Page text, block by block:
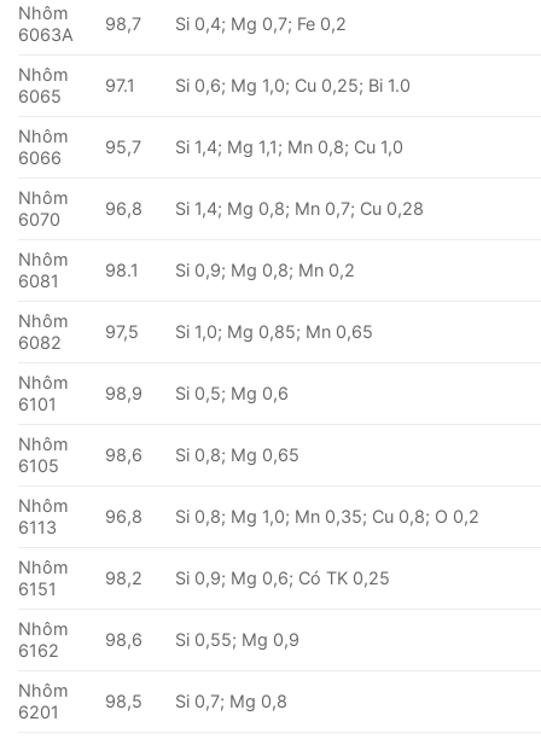
Nhôm
6063A
98,7 Si 0,4; Mg 0,7; Fe 0,2
Nhôm
6065
97.1 Si 0,6; Mg 1,0; Cu 0,25; Bi 1.0
Nhôm
6066
95,7 Si 1,4; Mg 1,1; Mn 0,8; Cu 1,0
Nhôm
6070
96,8 Si 1,4; Mg 0,8; Mn 0,7; Cu 0,28
Nhôm
6081
98.1 Si 0,9; Mg 0,8; Mn 0,2
Nhôm
6082
97,5 Si 1,0; Mg 0,85; Mn 0,65
Nhôm
6101
98,9 Si 0,5; Mg 0,6
Nhôm
6105
98,6 Si 0,8; Mg 0,65
Nhôm
6113
96,8 Si 0,8; Mg 1,0; Mn 0,35; Cu 0,8; O 0,2
Nhôm
6151
98,2 Si 0,9; Mg 0,6; Có TK 0,25
Nhôm
6162
98,6 Si 0,55; Mg 0,9
Nhôm
6201
98,5 Si 0,7; Mg 0,8